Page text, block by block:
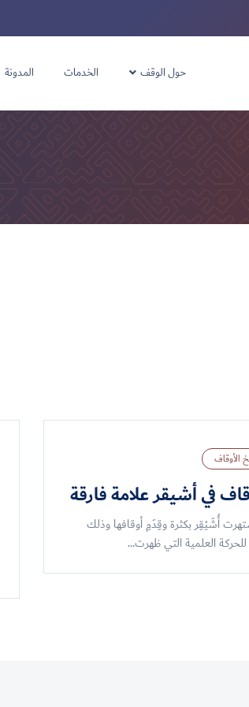
حول الوقف الخدمات المدونة
الأوقاف
في أشيقر علامة فارقة
أُشَيْقِر بكثرة وقِدَمِ أوقافها وذلك
العلمية التي ظهرت…